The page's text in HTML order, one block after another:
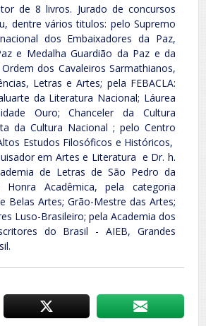
de 8 livros. Jurado de concursos
dentre vários titulos: pelo Supremo
dos Embaixadores da Paz,
e Medalha Guardião da Paz e da
Ordem dos Cavaleiros Sarmathianos,
Letras e Artes; pela FEBACLA:
da Literatura Nacional; Láurea
Ouro; Chanceler da Cultura
da Cultura Nacional ; pelo Centro
Estudos Filosóficos e Históricos,
em Artes e Literatura e Dr. h.
de Letras de São Pedro da
Acadêmica, pela categoria
Belas Artes; Grão-Mestre das Artes;
Luso-Brasileiro; pela Academia dos
do Brasil - AIEB, Grandes